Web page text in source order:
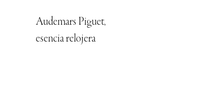
Audemars Piguet,
esencia relojera